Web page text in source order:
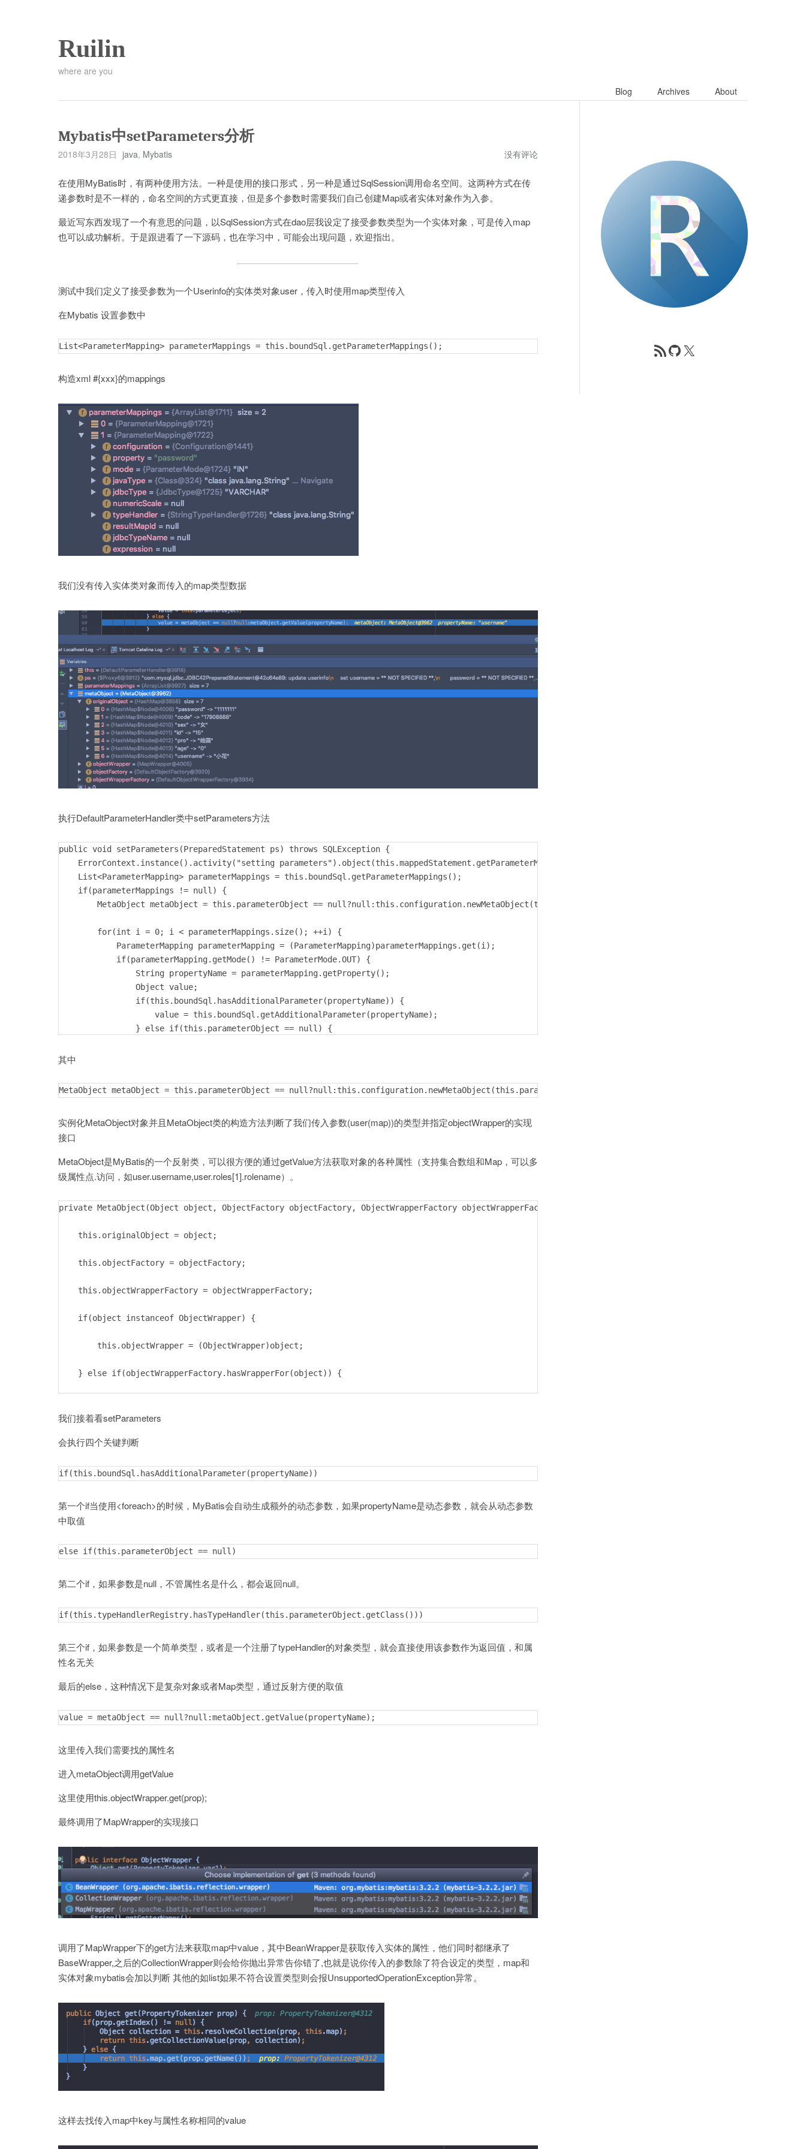
Ruilin
where are you
Blog
Archives About
Mybatis中setParameters分析
2018年3月28日 java, Mybatis 没有评论
在使用MyBatis时，有两种使用方法。一种是使用的接口形式，另一种是通过SqlSession调用命名空间。这两种方式在传
递参数时是不一样的，命名空间的方式更直接，但是多个参数时需要我们自己创建Map或者实体对象作为入参。
最近写东西发现了一个有意思的问题，以SqlSession方式在dao层我设定了接受参数类型为一个实体对象，可是传入map
也可以成功解析。于是跟进看了一下源码，也在学习中，可能会出现问题，欢迎指出。
测试中我们定义了接受参数为一个Userinfo的实体类对象user，传入时使用map类型传入
在Mybatis 设置参数中
List<ParameterMapping> parameterMappings = this.boundSql.getParameterMappings();
构造xml #{xxx}的mappings
我们没有传入实体类对象而传入的map类型数据
执行DefaultParameterHandler类中setParameters方法
public void setParameters(PreparedStatement ps) throws SQLException {
    ErrorContext.instance().activity("setting parameters").object(this.mappedStatement.getParameterMap().getId());
    List<ParameterMapping> parameterMappings = this.boundSql.getParameterMappings();
    if(parameterMappings != null) {
        MetaObject metaObject = this.parameterObject == null?null:this.configuration.newMetaObject(this.parameterObject);
        for(int i = 0; i < parameterMappings.size(); ++i) {
            ParameterMapping parameterMapping = (ParameterMapping)parameterMappings.get(i);
            if(parameterMapping.getMode() != ParameterMode.OUT) {
                String propertyName = parameterMapping.getProperty();
                Object value;
                if(this.boundSql.hasAdditionalParameter(propertyName)) {
                    value = this.boundSql.getAdditionalParameter(propertyName);
                } else if(this.parameterObject == null) {
                } else if(this.typeHandlerRegistry.hasTypeHandler(this.parameterObject.getClass())) {
                } else {
                    value = metaObject == null?null:metaObject.getValue(propertyName);
                TypeHandler typeHandler = parameterMapping.getTypeHandler();
                if(value == null && jdbcType == null) {
                    jdbcType = this.configuration.getJdbcTypeForNull();
            }
    }
其中
MetaObject metaObject = this.parameterObject == null?null:this.configuration.newMetaObject(this.parameterObject);
实例化MetaObject对象并且MetaObject类的构造方法判断了我们传入参数(user(map))的类型并指定objectWrapper的实现
接口
MetaObject是MyBatis的一个反射类，可以很方便的通过getValue方法获取对象的各种属性（支持集合数组和Map，可以多
级属性点.访问，如user.username,user.roles[1].rolename）。
private MetaObject(Object object, ObjectFactory objectFactory, ObjectWrapperFactory objectWrapperFactory) {
this.originalObject = object;
this.objectFactory = objectFactory;
this.objectWrapperFactory = objectWrapperFactory;
if(object instanceof ObjectWrapper) {
this.objectWrapper = (ObjectWrapper)object;
} else if(objectWrapperFactory.hasWrapperFor(object)) {
} else if(object instanceof Collection) {
this.objectWrapper = new CollectionWrapper(this, (Collection)object);
}
我们接着看setParameters
会执行四个关键判断
if(this.boundSql.hasAdditionalParameter(propertyName))
第一个if当使用<foreach>的时候，MyBatis会自动生成额外的动态参数，如果propertyName是动态参数，就会从动态参数
中取值
else if(this.parameterObject == null)
第二个if，如果参数是null，不管属性名是什么，都会返回null。
if(this.typeHandlerRegistry.hasTypeHandler(this.parameterObject.getClass()))
第三个if，如果参数是一个简单类型，或者是一个注册了typeHandler的对象类型，就会直接使用该参数作为返回值，和属
性名无关
最后的else，这种情况下是复杂对象或者Map类型，通过反射方便的取值
value = metaObject == null?null:metaObject.getValue(propertyName);
这里传入我们需要找的属性名
进入metaObject调用getValue
这里使用this.objectWrapper.get(prop);
最终调用了MapWrapper的实现接口
调用了MapWrapper下的get方法来获取map中value，其中BeanWrapper是获取传入实体的属性，他们同时都继承了
BaseWrapper,之后的CollectionWrapper则会给你抛出异常告你错了,也就是说你传入的参数除了符合设定的类型，map和
实体对象mybatis会加以判断 其他的如list如果不符合设置类型则会报UnsupportedOperationException异常。
这样去找传入map中key与属性名称相同的value
RSS FeedGitHub
X